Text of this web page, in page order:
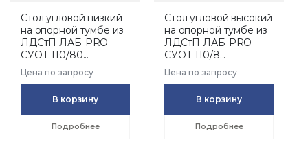
Стол угловой низкий
на опорной тумбе из
ЛДСтП ЛАБ-PRO
СУОТ 110/80...
Цена по запросу
В корзину
Подробнее
Стол угловой высокий
на опорной тумбе из
ЛДСтП ЛАБ-PRO
СУОТ 110/8...
Цена по запросу
В корзину
Подробнее